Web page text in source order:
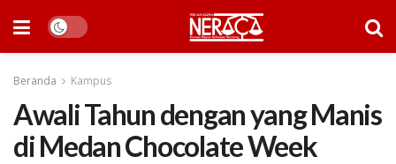
Beranda Kampus
Awali Tahun dengan yang Manis
di Medan Chocolate Week